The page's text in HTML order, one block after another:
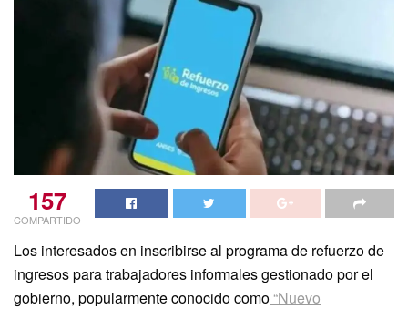
157
COMPARTIDO
Los interesados en inscribirse al programa de refuerzo de
ingresos para trabajadores informales gestionado por el
gobierno, popularmente conocido como “Nuevo